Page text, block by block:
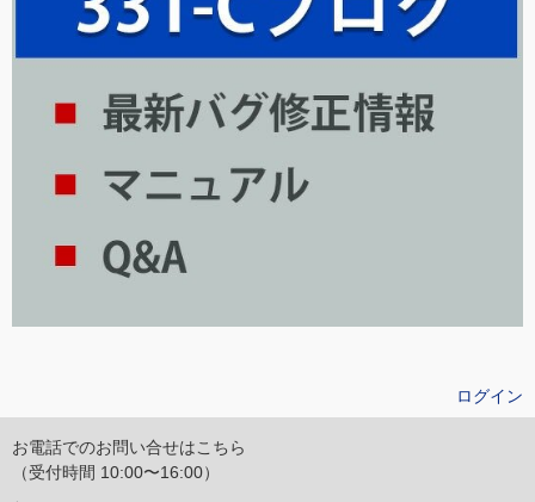
ログイン
お電話でのお問い合せはこちら
（受付時間 10:00〜16:00）